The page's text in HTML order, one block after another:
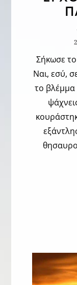
Ο μοναδικός
Σήκωσε
Ναι, εσύ,
το βλέμμα